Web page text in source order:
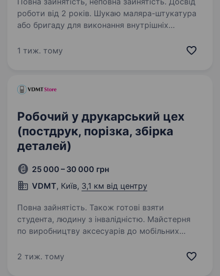
роботи від 2 років. Шукаю маляра-штукатура
або бригаду для виконання внутрішніх
та області по замовленнях. Вимоги: Досвід
1 тиж. тому
Робочий у друкарський цех
(постдрук, порізка, збірка
деталей)
25 000 – 30 000 грн
VDMT, Київ, 3,1 км від центру
Повна зайнятість. Також готові взяти
студента, людину з інвалідністю. Майстерня
по виробництву аксесуарів до мобільних
в команду майстра або майстриню зі збірки
2 тиж. тому